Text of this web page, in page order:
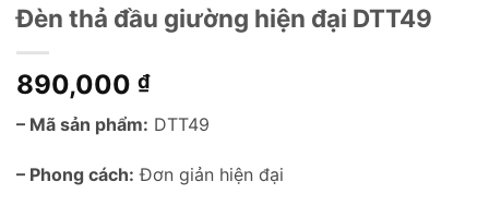
Đèn thả đầu giường hiện đại DTT49
890,000 ₫
– Mã sản phẩm: DTT49
– Phong cách: Đơn giản hiện đại